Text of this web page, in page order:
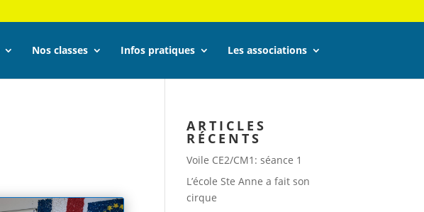
Nos classes Infos pratiques Les associations
ARTICLES
RÉCENTS
Voile CE2/CM1: séance 1
L’école Ste Anne a fait son
cirque